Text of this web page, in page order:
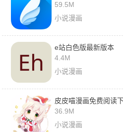
59.5M
小说漫画
e站白色版最新版本
4.4M
小说漫画
皮皮喵漫画免费阅读
36.9M
小说漫画